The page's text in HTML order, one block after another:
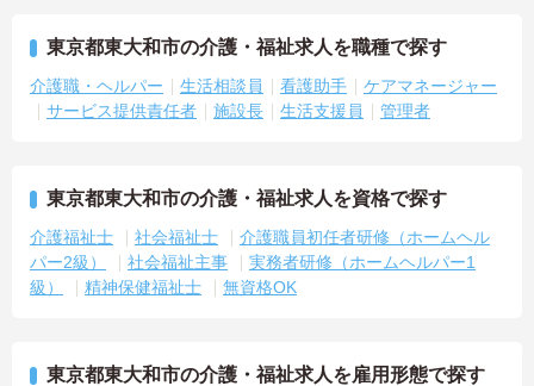
東京都東大和市の介護・福祉求人を職種で探す
介護職・ヘルパー 生活相談員 看護助手
ケアマネージャー
サービス提供責任者
施設長 生活支援員 管理者
東京都東大和市の介護・福祉求人を資格で探す
介護福祉士 社会福祉士
介護職員初任者研修（ホームヘル
パー2級）
社会福祉主事
実務者研修（ホームヘルパー1
級）
精神保健福祉士 無資格OK
東京都東大和市の介護・福祉求人を雇用形態で探す